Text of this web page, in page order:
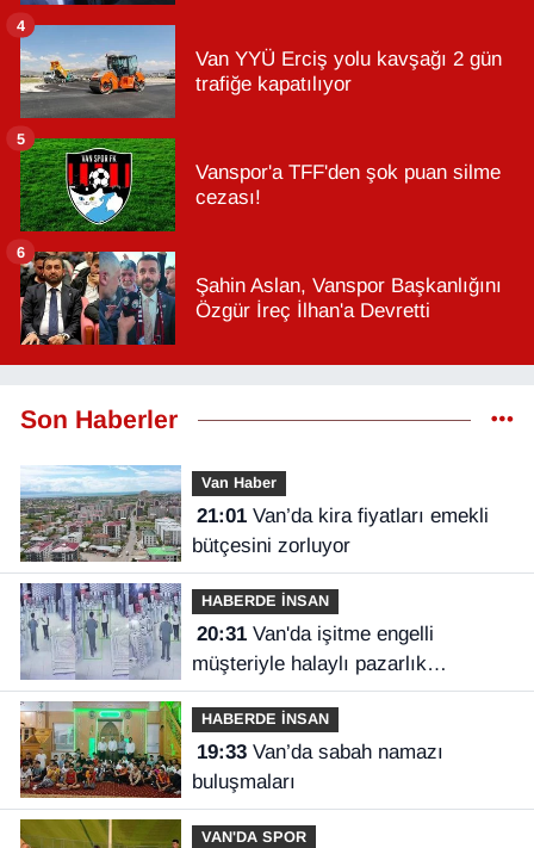
Van YYÜ Erciş yolu kavşağı 2 gün
trafiğe kapatılıyor
4
Vanspor'a TFF'den şok puan silme
cezası!
5
Şahin Aslan, Vanspor Başkanlığını
Özgür İreç İlhan'a Devretti
6
Son Haberler
Van Haber
21:01Van’da kira fiyatları emekli
bütçesini zorluyor
HABERDE İNSAN
20:31Van'da işitme engelli
müşteriyle halaylı pazarlık
gülümsetti
HABERDE İNSAN
19:33Van’da sabah namazı
buluşmaları
VAN'DA SPOR